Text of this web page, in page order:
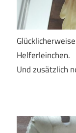
Helferleinchen.
Und zusätzlich